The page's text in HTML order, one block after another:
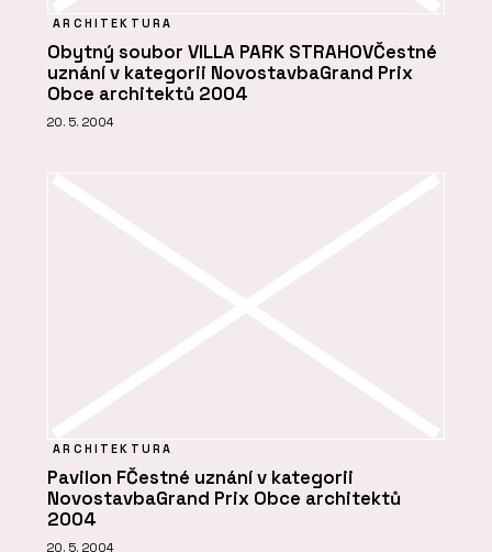
ARCHITEKTURA
Obytný soubor VILLA PARK STRAHOVČestné
uznání v kategorii NovostavbaGrand Prix
Obce architektů 2004
20. 5. 2004
ARCHITEKTURA
Pavilon FČestné uznání v kategorii
NovostavbaGrand Prix Obce architektů
2004
20. 5. 2004